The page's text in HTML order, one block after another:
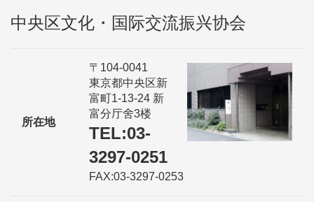
中央区文化・国际交流振兴协会
所在地
〒104-0041
東京都中央区新
富町1-13-24 新
富分厅舍3楼
TEL:03-
3297-0251
FAX:03-3297-0253